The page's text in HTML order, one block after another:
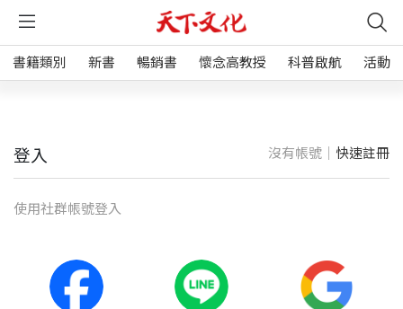
書籍類別 新書 暢銷書 懷念高教授 科普啟航 活動
登入 沒有帳號｜ 快速註冊
使⽤社群帳號登入